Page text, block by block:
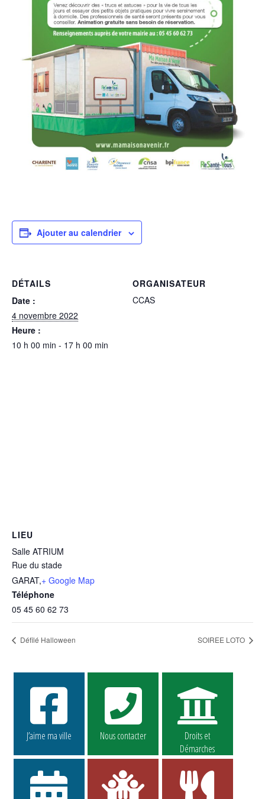
Ajouter au calendrier
DÉTAILS
Date :
4 novembre 2022
Heure :
10 h 00 min - 17 h 00 min
ORGANISATEUR
CCAS
LIEU
Salle ATRIUM
Rue du stade
GARAT,+ Google Map
Téléphone
05 45 60 62 73
Défilé Halloween SOIREE LOTO
J’aime ma ville Nous contacter
Droits et
Démarches